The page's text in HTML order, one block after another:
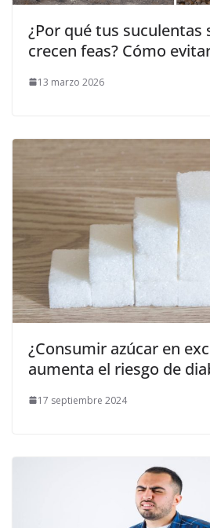
¿Por qué tus suculentas
crecen feas? Cómo
13 marzo 2026
¿Consumir azúcar en
aumenta el riesgo de
17 septiembre 2024